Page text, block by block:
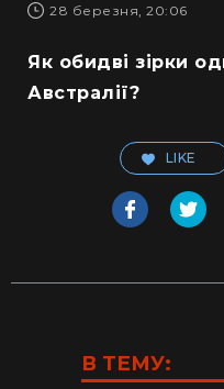
28 березня, 20:06
Як обидві зірки
Австралії?
LIKE
В ТЕМУ: